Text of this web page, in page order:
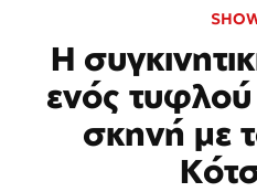
Η
ενός τυφλού
σκηνή με